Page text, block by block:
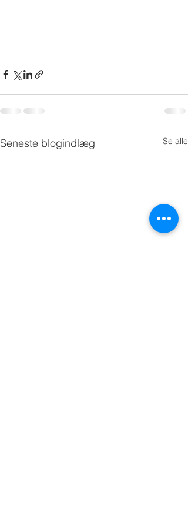
Seneste blogindlæg Se alle